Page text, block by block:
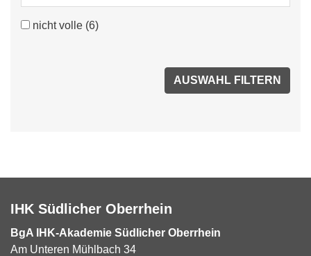
nicht volle (6)
IHK Südlicher Oberrhein
BgA IHK-Akademie Südlicher Oberrhein
Am Unteren Mühlbach 34